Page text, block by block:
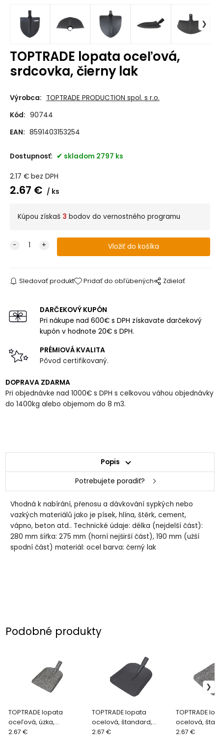
TOPTRADE lopata oceľová,
srdcovka, čierny lak
Výrobca: TOPTRADE PRODUCTION spol. s r.o.
Kód: 90744
EAN: 8591403153254
Dostupnosť: skladom 2797 ks
2.17 € bez DPH
2.67 € ks
Kúpou získaš 3 bodov do vernostného programu
Sledovať produkt Pridať do obľúbených Zdielať
DARČEKOVÝ KUPÓN
Pri nákupe nad 600€ s DPH získavate darčekový
kupón v hodnote 20€ s DPH.
PRÉMIOVÁ KVALITA
Pôvod certifikovaný.
DOPRAVA ZDARMA
Pri objednávke nad 1000€ s DPH s celkovou váhou objednávky
do 1400kg alebo objemom do 8 m3.
Popis
Potrebujete poradiť?
Vhodná k nabírání, přenosu a dávkování sypkých nebo
vazkých materiálů jako je písek, hlína, štěrk, cement,
vápno, beton atd.. Technické údaje: délka (nejdelší část):
280 mm šířka: 275 mm (horní nejširší část), 190 mm (užší
spodní část) materiál: ocel barva: černý lak
Podobné produkty
TOPTRADE lopata
oceľová, úzka,
kladivkový lak
2.67 €
TOPTRADE lopata
ocelová, štandard,
čierny lak
2.67 €
TOPTRADE
ocelová,
kladivkový lak
2.67 €